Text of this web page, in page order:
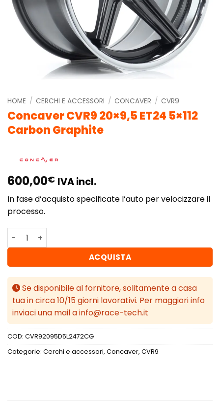
HOME / CERCHI E ACCESSORI / CONCAVER / CVR9
Concaver CVR9 20×9,5 ET24 5×112
Carbon Graphite
600,00€ IVA incl.
In fase d’acquisto specificate l’auto per velocizzare il
processo.
Concaver CVR9 20x9,5 ET24 5x112 Carbon Graphite
ACQUISTA
Se disponibile al fornitore, solitamente a casa
tua in circa 10/15 giorni lavorativi. Per maggiori info
inviaci una mail a info@race-tech.it
COD: CVR92095D5L2472CG
Categorie: Cerchi e accessori, Concaver, CVR9